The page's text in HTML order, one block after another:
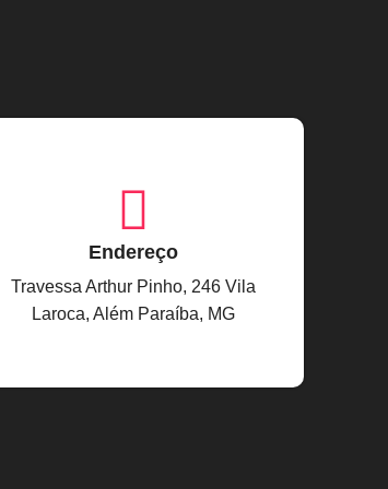
Endereço
Travessa Arthur Pinho, 246 Vila
Laroca, Além Paraíba, MG